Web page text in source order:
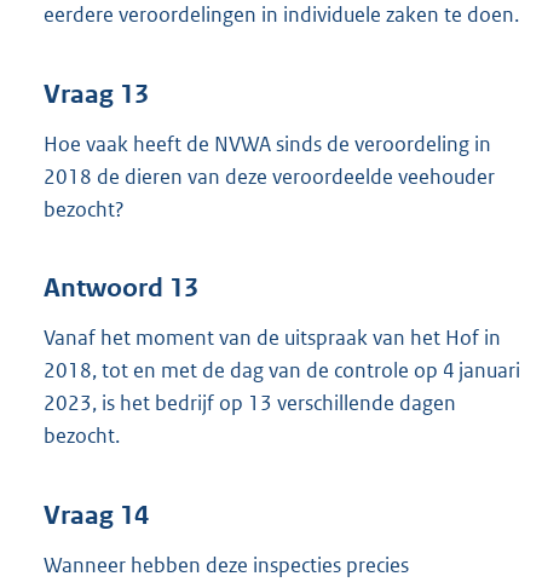
eerdere veroordelingen in individuele zaken te doen.
Vraag 13
Hoe vaak heeft de NVWA sinds de veroordeling in
2018 de dieren van deze veroordeelde veehouder
bezocht?
Antwoord 13
Vanaf het moment van de uitspraak van het Hof in
2018, tot en met de dag van de controle op 4 januari
2023, is het bedrijf op 13 verschillende dagen
bezocht.
Vraag 14
Wanneer hebben deze inspecties precies